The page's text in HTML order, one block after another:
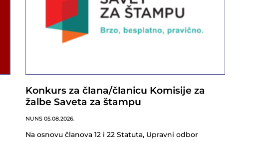
Konkurs za člana/članicu Komisije za
žalbe Saveta za štampu
NUNS 05.08.2026.
Na osnovu članova 12 i 22 Statuta, Upravni odbor